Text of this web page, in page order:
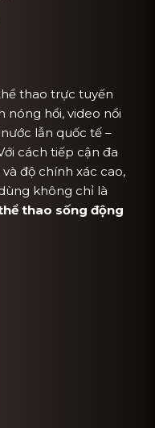
thao trực tuyến
nóng hổi, video nổi
lẫn quốc tế –
cách tiếp cận đa
độ chính xác cao,
không chỉ là
thao sống động